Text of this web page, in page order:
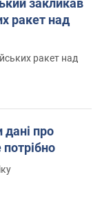
ракет над
ракет над
про
потрібно